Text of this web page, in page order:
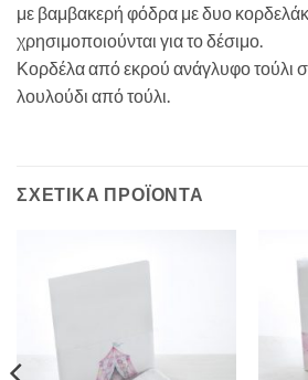
με βαμβακερή φόδρα με δυο
χρησιμοποιούνται για το δέσιμο.
Κορδέλα από εκρού ανάγλυφο τούλι
λουλούδι από τούλι.
ΣΧΕΤΙΚΆ ΠΡΟΪΌΝΤΑ